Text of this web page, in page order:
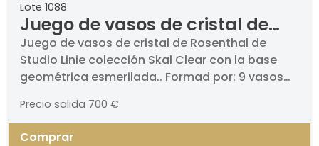
Lote 1088
Juego de vasos de cristal de
Rosenthal de Studio Linie
colección Skal Clear con la
base geométrica esmerilada.
Juego de vasos de cristal de Rosenthal de
Studio Linie colección Skal Clear con la base
geométrica esmerilada.. Formad por: 9 vasos
vasos de licor y 4 vasos de whisky.. Altura: 20,
13, 11, 7 y 10 cm
Precio salida 700 €
Comprar